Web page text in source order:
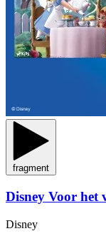
fragment
Disney Voor het
Disney